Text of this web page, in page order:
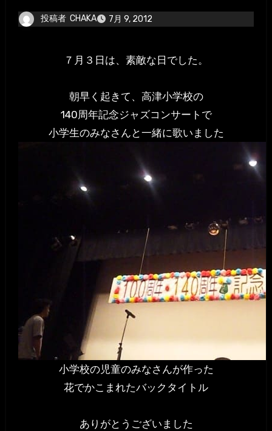
投稿者 CHAKA 7月 9, 2012
７月３日は、素敵な日でした。
朝早く起きて、高津小学校の
140周年記念ジャズコンサートで
小学生のみなさんと一緒に歌いました
小学校の児童のみなさんが作った
花でかこまれたバックタイトル
ありがとうございました